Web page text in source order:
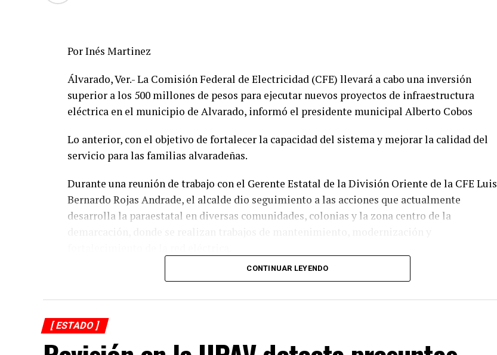
Por Inés Martinez
Álvarado, Ver.- La Comisión Federal de Electricidad (CFE) llevará a cabo una inversión
superior a los 500 millones de pesos para ejecutar nuevos proyectos de infraestructura
eléctrica en el municipio de Alvarado, informó el presidente municipal Alberto Cobos
Lo anterior, con el objetivo de fortalecer la capacidad del sistema y mejorar la calidad del
servicio para las familias alvaradeñas.
Durante una reunión de trabajo con el Gerente Estatal de la División Oriente de la CFE Luis
Bernardo Rojas Andrade, el alcalde dio seguimiento a las acciones que actualmente
desarrolla la paraestatal en diversas comunidades, colonias y la zona centro de la
eficiente, confiable y de mayor calidad.
CONTINUAR LEYENDO
[ ESTADO ]